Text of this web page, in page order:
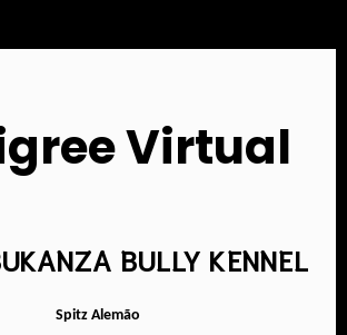
Virtual
BULLY KENNEL
Spitz Alemão